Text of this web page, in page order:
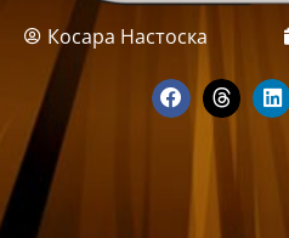
Косара Настоска